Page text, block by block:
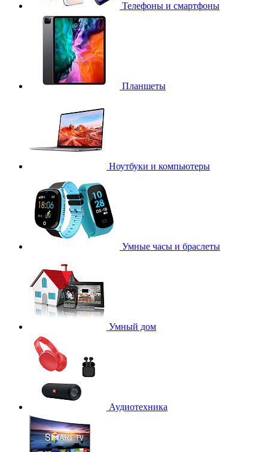
Телефоны и смартфоны
Планшеты
Ноутбуки и компьютеры
Умные часы и браслеты
Умный дом
Аудиотехника